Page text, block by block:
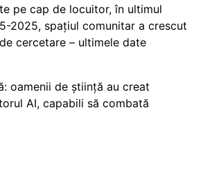
pe cap de locuitor, în ultimul
2025, spațiul comunitar a crescut
cercetare – ultimele date
oamenii de știință au creat
AI, capabili să combată